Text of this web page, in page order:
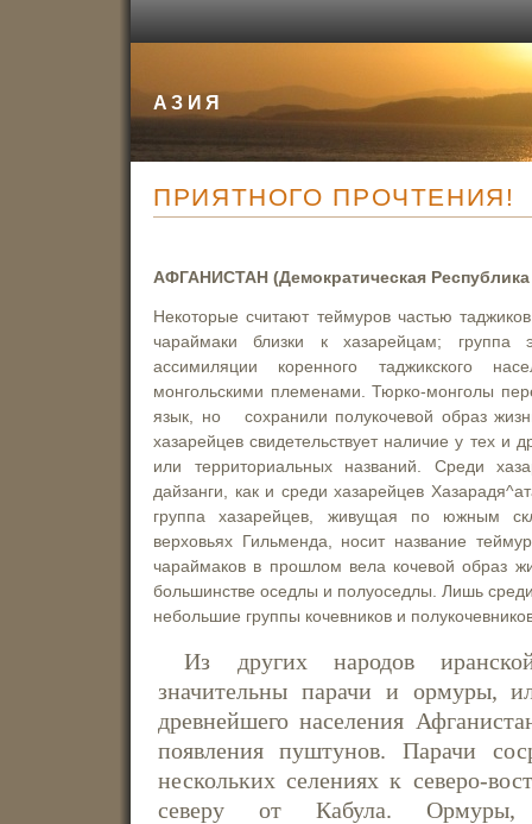
АЗИЯ
ПРИЯТНОГО ПРОЧТЕНИЯ!
АФГАНИСТАН (Демократическая
Некоторые считают теймуров частью
чараймаки близки к хазарейцам; группа
ассимиляции коренного таджикского
монгольскими племенами. Тюрко-монголы
язык, но сохранили полукочевой образ
хазарейцев свидетельствует наличие у тех и
или территориальных названий. Среди
дайзанги, как и среди хазарейцев
группа хазарейцев, живущая по южным
верховьях Гильменда, носит название
чараймаков в прошлом вела кочевой образ
большинстве оседлы и полуоседлы. Лишь
небольшие группы кочевников и
Из других народов
значительны парачи и ормуры,
древнейшего населения
появления пуштунов. Парачи
нескольких селениях к северо-
северу от Кабула. Ормуры,